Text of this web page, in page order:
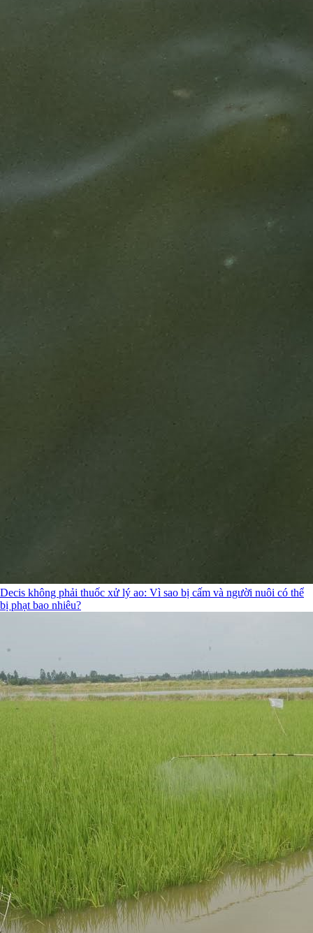
Decis không phải thuốc xử lý ao: Vì sao bị cấm và người nuôi có thể
bị phạt bao nhiêu?